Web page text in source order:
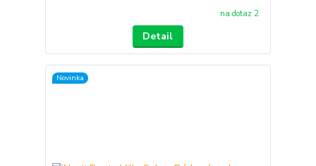
na dotaz 2
Detail
Novinka